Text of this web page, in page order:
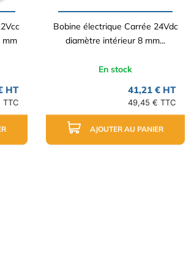
mm
HT
TTC
Bobine électrique Carrée 24Vdc
diamètre intérieur 8 mm...
En stock
41,21 € HT
49,45 € TTC
AJOUTER AU PANIER